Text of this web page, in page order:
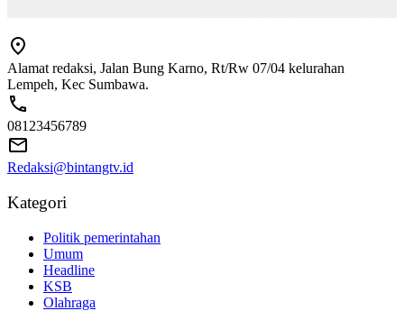
Alamat redaksi, Jalan Bung Karno, Rt/Rw 07/04 kelurahan
Lempeh, Kec Sumbawa.
08123456789
Redaksi@bintangtv.id
Kategori
Politik pemerintahan
Umum
Headline
KSB
Olahraga